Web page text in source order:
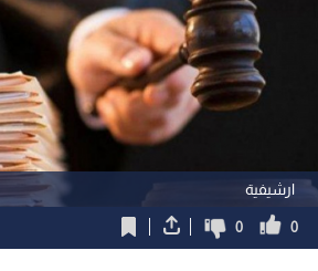
ارشيفية
0
0